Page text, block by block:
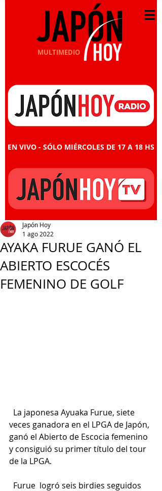
MULTIMEDIO
EN VIVO - SÓLO MIÉRCOLES DE 17 A 18 HS
AYAKA FURUE GANÓ EL
ABIERTO ESCOCÉS
FEMENINO DE GOLF
Japón Hoy
1 ago 2022
veces ganadora en el LPGA de Japón,
ganó el Abierto de Escocia femenino
y consiguió su primer título del tour
de la LPGA.